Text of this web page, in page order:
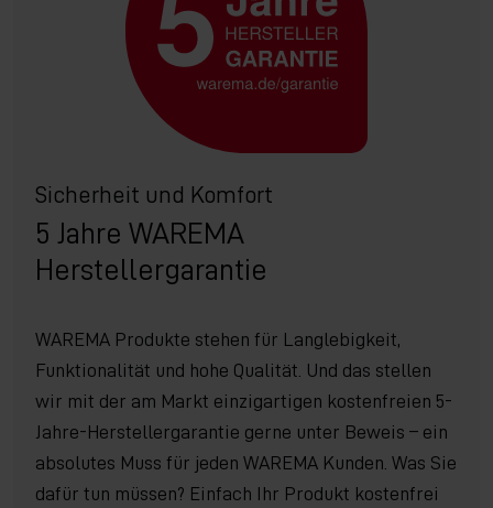
Sicherheit und Komfort
5 Jahre WAREMA
Herstellergarantie
WAREMA Produkte stehen für Langlebigkeit,
Funktionalität und hohe Qualität. Und das stellen
wir mit der am Markt einzigartigen kostenfreien 5-
Jahre-Herstellergarantie gerne unter Beweis – ein
absolutes Muss für jeden WAREMA Kunden. Was Sie
dafür tun müssen? Einfach Ihr Produkt kostenfrei